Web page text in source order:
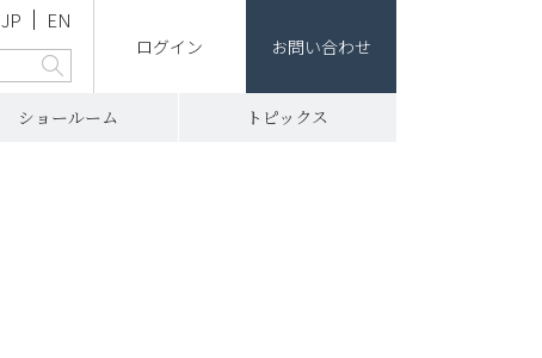
ログイン お問い合わせ
JP EN
ショールーム トピックス